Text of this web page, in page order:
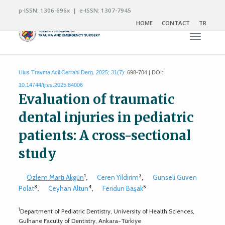
p-ISSN: 1306-696x | e-ISSN: 1307-7945
HOME
CONTACT TR
Toggle
Ulus Travma Acil Cerrahi Derg. 2025; 31(7): 698-704 | DOI:
10.14744/tjtes.2025.84006
Evaluation of traumatic
dental injuries in pediatric
patients: A cross-sectional
study
Özlem Martı Akgün1, Ceren Yildirim2,
Gunseli Guven
Polat3, Ceyhan Altun4, Feridun Başak5
1Department of Pediatric Dentistry, University of Health Sciences,
Gulhane Faculty of Dentistry, Ankara-Türkiye